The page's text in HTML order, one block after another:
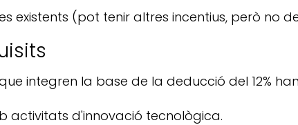
existents (pot tenir altres incentius, però no
integren la base de la deducció del 12%
activitats d'innovació tecnològica.